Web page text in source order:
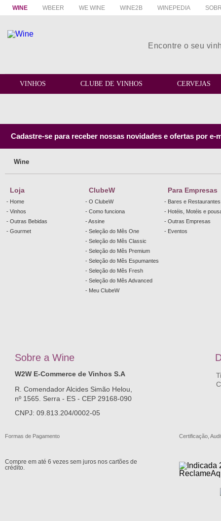
WINE WBEER WE WINE WINE2B WINEPEDIA
VINHOS CLUBE DE VINHOS CERVEJAS
Cadastre-se para receber nossas novidades e ofertas por e-
Wine
Loja
- Home
- Vinhos
- Outras Bebidas
- Gourmet
ClubeW
- O ClubeW
- Como funciona
- Assine
- Seleção do Mês One
- Seleção do Mês Classic
- Seleção do Mês Premium
- Seleção do Mês Espumantes
- Seleção do Mês Fresh
- Seleção do Mês Advanced
- Meu ClubeW
Para Empresas
- Bares e Restaurantes
- Hotéis, Motéis e
- Outras Empresas
- Eventos
Sobre a Wine
W2W E-Commerce de Vinhos S.A
R. Comendador Alcides Simão Helou,
nº 1565. Serra - ES - CEP 29168-090
CNPJ: 09.813.204/0002-05
Formas de Pagamento
Compre em até 6 vezes sem juros nos cartões de
crédito.
Certificação,